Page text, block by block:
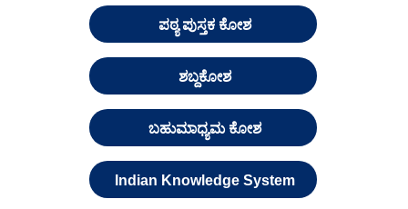
ಪಠ್ಯ ಪುಸ್ತಕ ಕೋಶ
ಶಬ್ದಕೋಶ
ಬಹುಮಾಧ್ಯಮ ಕೋಶ
Indian Knowledge System